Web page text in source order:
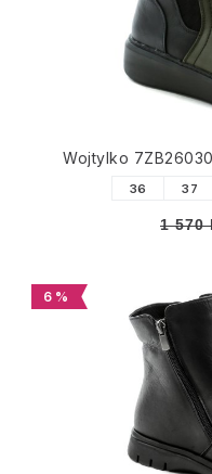
Wojtylko
36 37
1 570
6 %